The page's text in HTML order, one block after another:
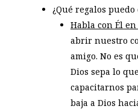
¿Qué regalos
Habla con Él
abrir nuestro
amigo. No es
Dios sepa lo
capacitarnos
baja a Dios